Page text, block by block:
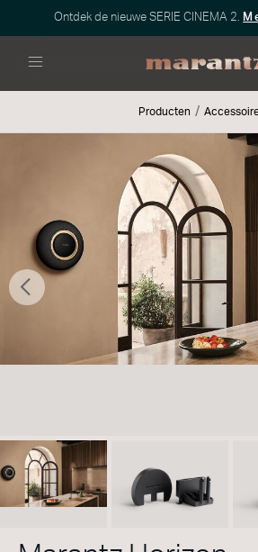
Ontdek de nieuwe SERIE CINEMA 2.
Producten
Vorige